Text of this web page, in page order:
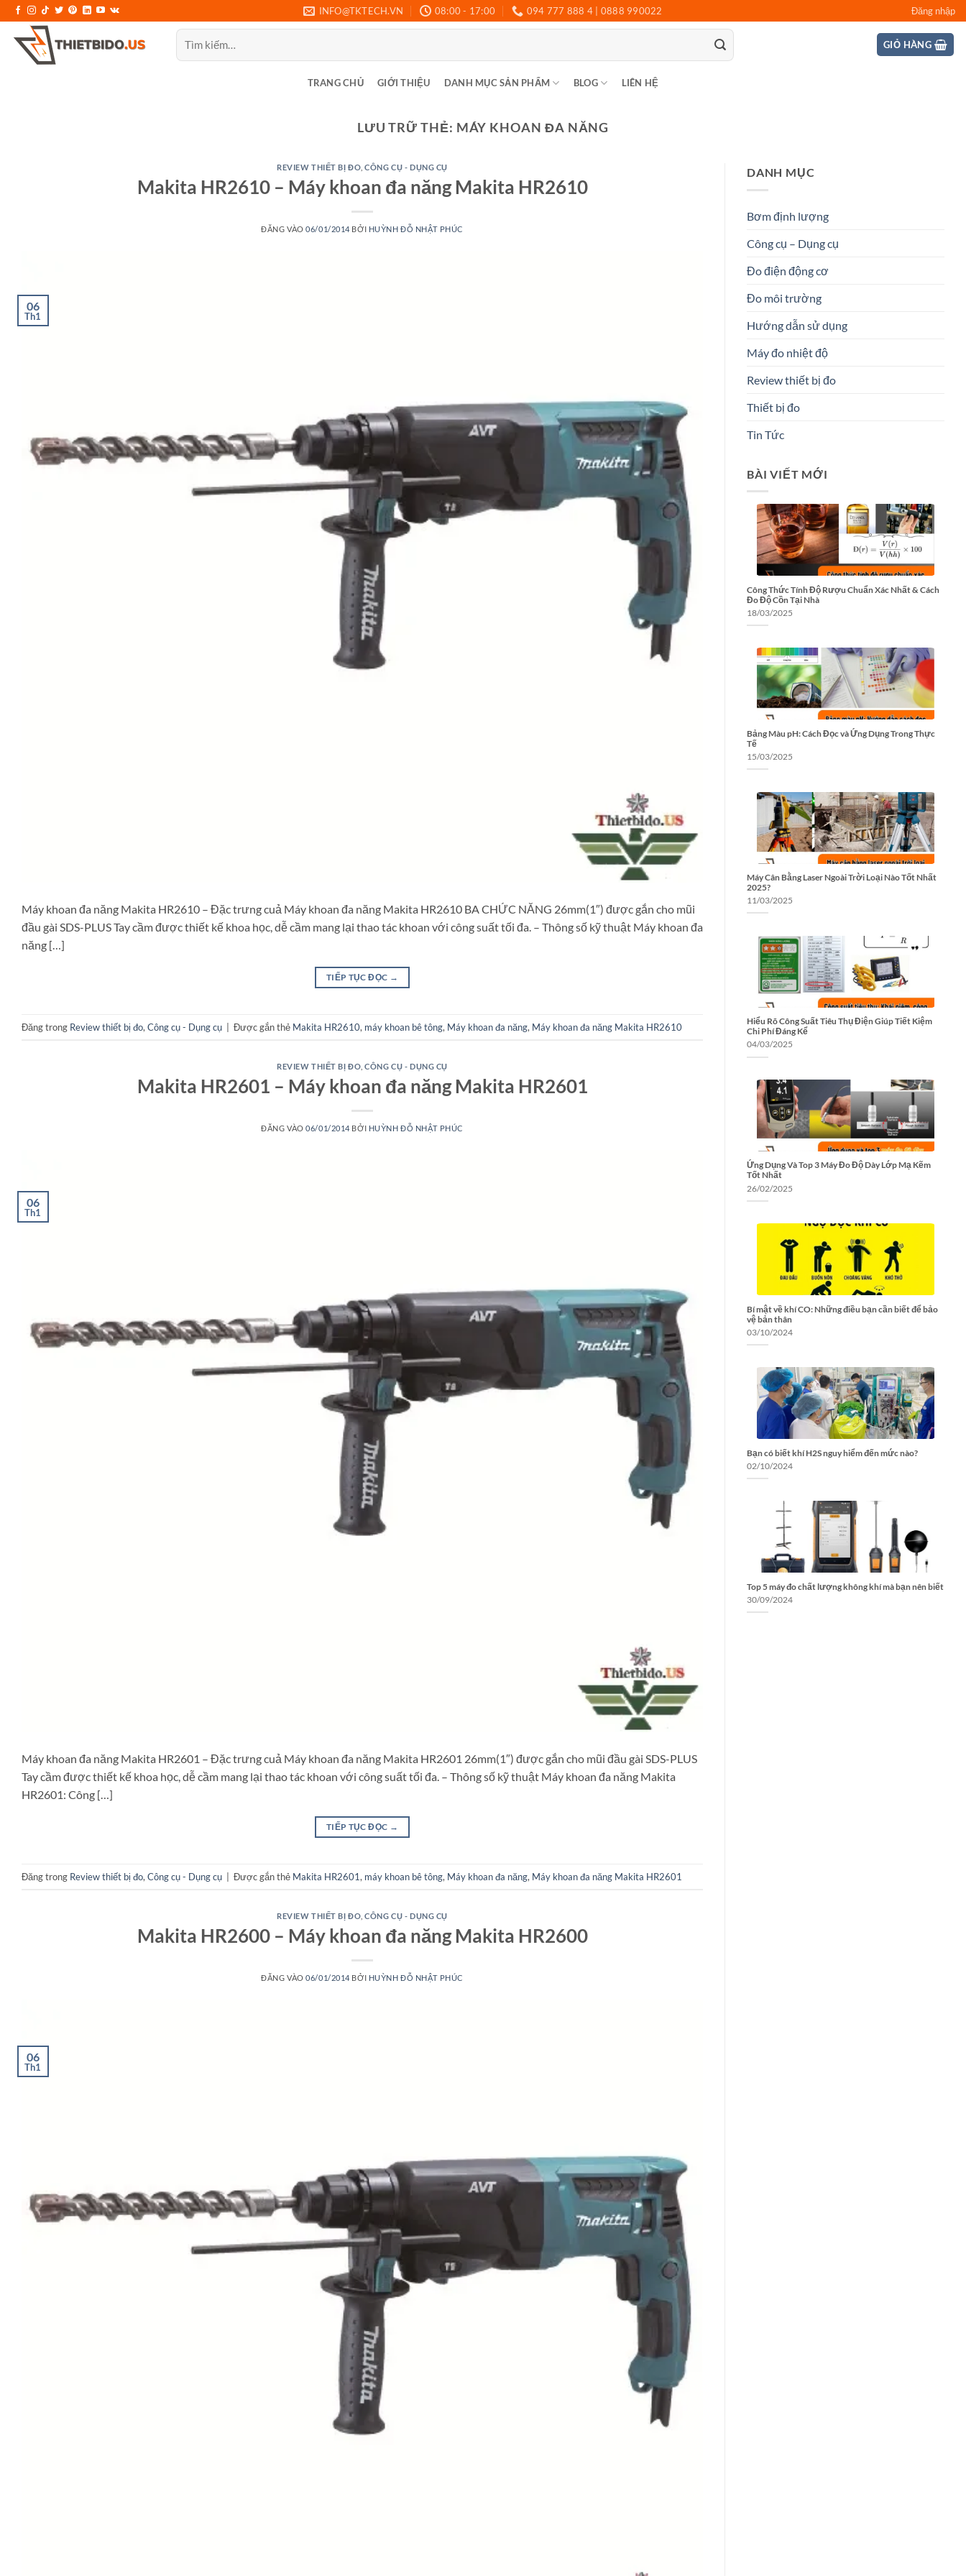
qua
nội
INFO@TKTECH.VN 08:00 - 17:00 094 777 888 4 | 0888 990022 Đăng nhập
Tìm
kiếm:
GIỎ HÀNG
TRANG CHỦ GIỚI THIỆU DANH MỤC SẢN PHẨM BLOG LIÊN HỆ
LƯU TRỮ THẺ: MÁY KHOAN ĐA NĂNG
REVIEW THIẾT BỊ ĐO ,CÔNG CỤ - DỤNG CỤ
Makita HR2610 – Máy khoan đa năng Makita HR2610
ĐĂNG VÀO06/01/2014 BỞI HUỲNH ĐỖ NHẬT PHÚC
06
Th1
Máy khoan đa năng Makita HR2610 – Đặc trưng cuả Máy khoan đa năng Makita HR2610 BA CHỨC NĂNG 26mm(1″) được gắn cho mũi
đầu gài SDS-PLUS Tay cầm được thiết kế khoa học, dễ cầm mang lại thao tác khoan với công suất tối đa. – Thông số kỹ thuật Máy khoan đa
năng […]
TIẾP TỤC ĐỌC →
Đăng trong Review thiết bị đo, Công cụ - Dụng cụ | Được gắn thẻ Makita HR2610, máy khoan bê tông, Máy khoan đa năng, Máy khoan đa năng Makita HR2610
REVIEW THIẾT BỊ ĐO ,CÔNG CỤ - DỤNG CỤ
Makita HR2601 – Máy khoan đa năng Makita HR2601
ĐĂNG VÀO06/01/2014 BỞI HUỲNH ĐỖ NHẬT PHÚC
06
Th1
Máy khoan đa năng Makita HR2601 – Đặc trưng cuả Máy khoan đa năng Makita HR2601 26mm(1″) được gắn cho mũi đầu gài SDS-PLUS
Tay cầm được thiết kế khoa học, dễ cầm mang lại thao tác khoan với công suất tối đa. – Thông số kỹ thuật Máy khoan đa năng Makita
HR2601: Công […]
TIẾP TỤC ĐỌC →
Đăng trong Review thiết bị đo, Công cụ - Dụng cụ | Được gắn thẻ Makita HR2601, máy khoan bê tông, Máy khoan đa năng, Máy khoan đa năng Makita HR2601
REVIEW THIẾT BỊ ĐO ,CÔNG CỤ - DỤNG CỤ
Makita HR2600 – Máy khoan đa năng Makita HR2600
ĐĂNG VÀO06/01/2014 BỞI HUỲNH ĐỖ NHẬT PHÚC
06
Th1
DANH MỤC
Bơm định lượng
Công cụ – Dụng cụ
Đo điện động cơ
Đo môi trường
Hướng dẫn sử dụng
Máy đo nhiệt độ
Review thiết bị đo
Thiết bị đo
Tin Tức
BÀI VIẾT MỚI
Công Thức Tính Độ Rượu Chuẩn Xác Nhất & Cách
Đo Độ Cồn Tại Nhà
18/03/2025
Bảng Màu pH: Cách Đọc và Ứng Dụng Trong Thực
Tế
15/03/2025
Máy Cân Bằng Laser Ngoài Trời Loại Nào Tốt Nhất
2025?
11/03/2025
Hiểu Rõ Công Suất Tiêu Thụ Điện Giúp Tiết Kiệm
Chi Phí Đáng Kể
04/03/2025
Ứng Dụng Và Top 3 Máy Đo Độ Dày Lớp Mạ Kẽm
Tốt Nhất
26/02/2025
Bí mật về khí CO: Những điều bạn cần biết để bảo
vệ bản thân
03/10/2024
Bạn có biết khí H2S nguy hiểm đến mức nào?
02/10/2024
Top 5 máy đo chất lượng không khí mà bạn nên biết
30/09/2024